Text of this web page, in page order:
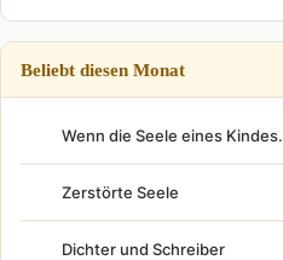
Beliebt diesen Monat
Wenn die Seele eines Kindes.
Zerstörte Seele
Dichter und Schreiber